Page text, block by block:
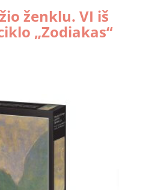
ženklu. VI iš
„Zodiakas“